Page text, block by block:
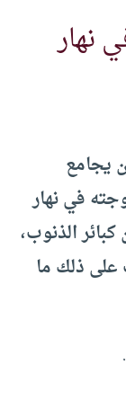
نهار
يجامع
في نهار
الذنوب،
ذلك ما